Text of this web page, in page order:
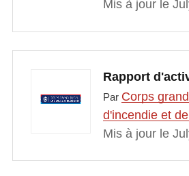
Mis à jour le
Rapport
Par Corps
d'incendie et
Mis à jour le